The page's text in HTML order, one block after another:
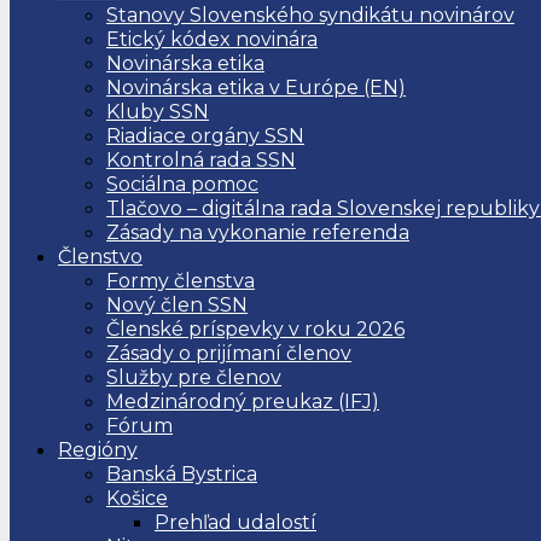
Stanovy Slovenského syndikátu novinárov
Etický kódex novinára
Novinárska etika
Novinárska etika v Európe (EN)
Kluby SSN
Riadiace orgány SSN
Kontrolná rada SSN
Sociálna pomoc
Tlačovo – digitálna rada Slovenskej republiky
Zásady na vykonanie referenda
Členstvo
Formy členstva
Nový člen SSN
Členské príspevky v roku 2026
Zásady o prijímaní členov
Služby pre členov
Medzinárodný preukaz (IFJ)
Fórum
Regióny
Banská Bystrica
Košice
Prehľad udalostí